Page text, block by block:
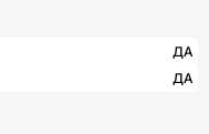
ДА
ДА